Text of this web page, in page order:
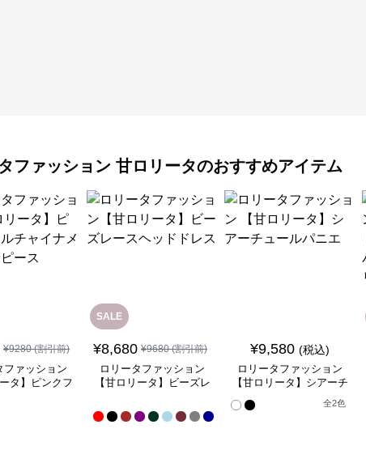
ファッション 甘ロリータのおすすめアイテム
¥9280(割引前)
ファッション
タ】ピンクフ
SALE
¥8,680 ¥9680(割引前)
ロリータファッション
【甘ロリータ】ビーズレ
¥9,580 (税込)
ロリータファッション
【甘ロリータ】シアーチ
全2色